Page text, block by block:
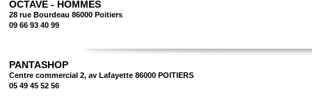
OCTAVE - HOMMES
28 rue Bourdeau 86000 Poitiers
09 66 93 40 99
PANTASHOP
Centre commercial 2, av Lafayette 86000 POITIERS
05 49 45 52 56